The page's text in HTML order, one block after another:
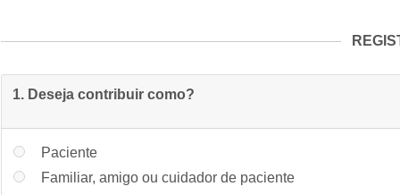
1. Deseja contribuir como?
Paciente
Familiar, amigo ou cuidador de paciente